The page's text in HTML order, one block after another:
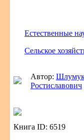
Естественные
Сельское
Автор:
Ростиславович
Книга ID: 6519